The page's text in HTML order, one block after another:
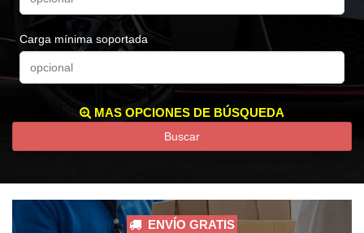
Carga mínima soportada
MAS OPCIONES DE BÚSQUEDA
Buscar
ENVÍO GRATIS